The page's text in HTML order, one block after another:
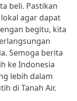
beli. Pastikan
agar dapat
begitu, kita
Semoga berita
ke Indonesia
lebih dalam
di Tanah Air.